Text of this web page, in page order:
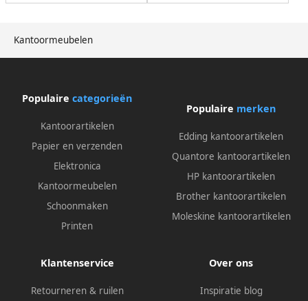
Kantoormeubelen
Populaire categorieën
Kantoorartikelen
Papier en verzenden
Elektronica
Kantoormeubelen
Schoonmaken
Printen
Populaire merken
Edding kantoorartikelen
Quantore kantoorartikelen
HP kantoorartikelen
Brother kantoorartikelen
Moleskine kantoorartikelen
Klantenservice
Retourneren & ruilen
Over ons
Inspiratie blog